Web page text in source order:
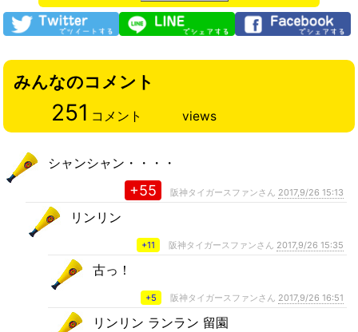
みんなのコメント
251 コメント views
シャンシャン・・・・
+55 阪神タイガースファンさん 2017,9/26 15:13
リンリン
+11 阪神タイガースファンさん 2017,9/26 15:35
古っ！
+5 阪神タイガースファンさん 2017,9/26 16:51
リンリン ランラン 留園